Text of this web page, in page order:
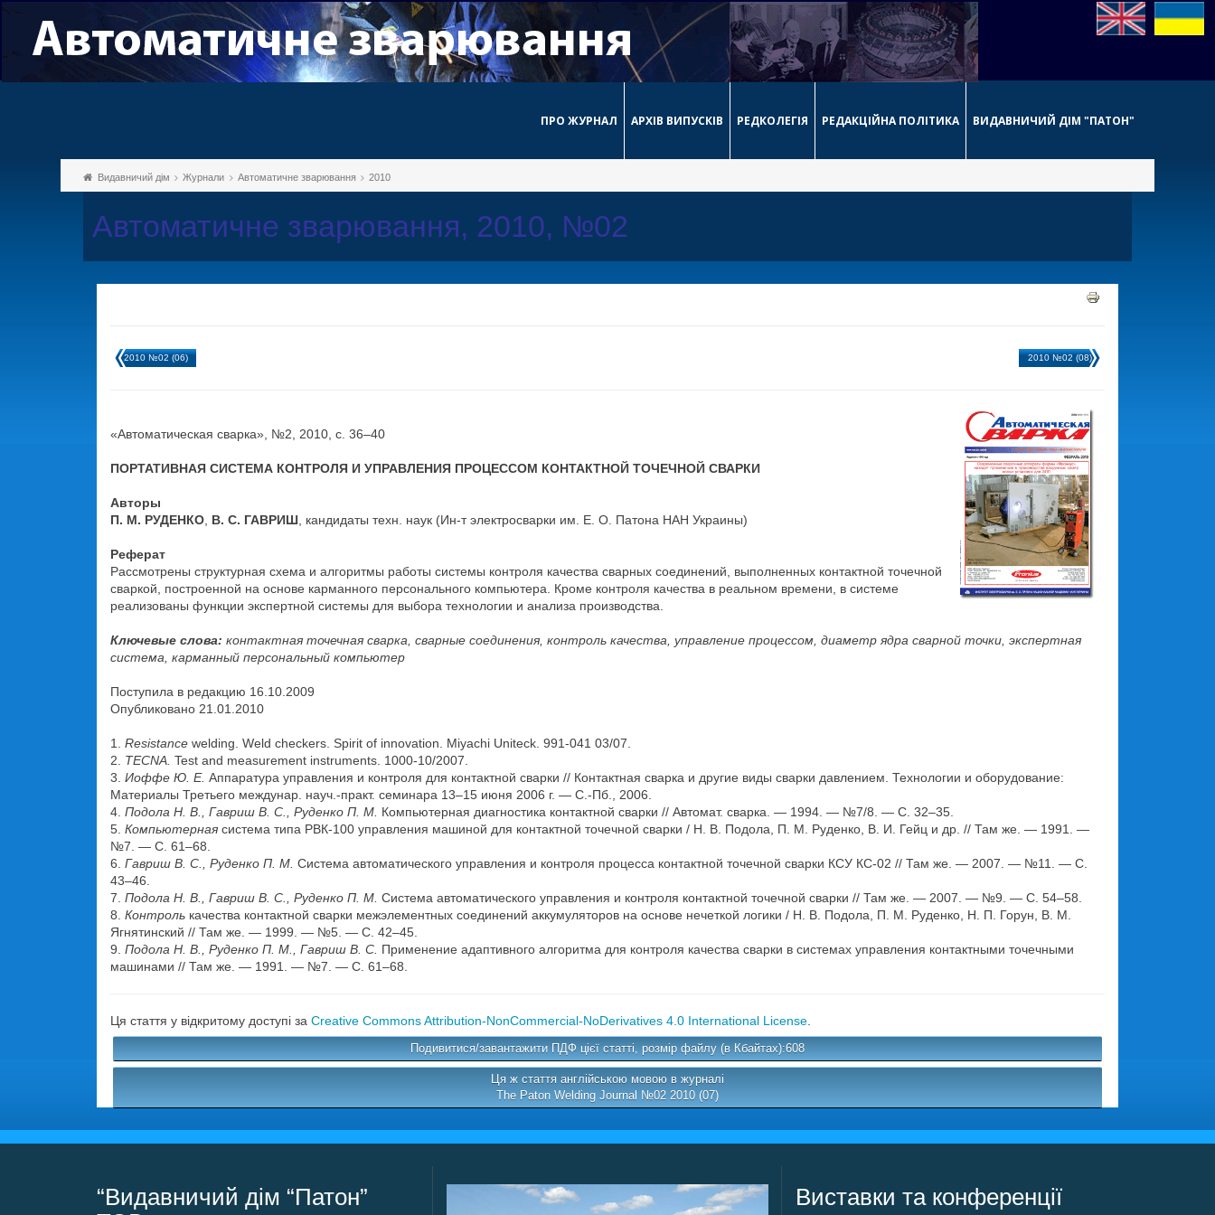
ПРО ЖУРНАЛ АРХІВ ВИПУСКІВ РЕДКОЛЕГІЯ РЕДАКЦІЙНА ПОЛІТИКА ВИДАВНИЧИЙ ДІМ "ПАТОН"
Видавничий дім Журнали Автоматичне зварювання 2010
Автоматичне зварювання, 2010, №02
2010 №02 (06) 2010 №02 (08)
«Автоматическая сварка», №2, 2010, с. 36–40
ПОРТАТИВНАЯ СИСТЕМА КОНТРОЛЯ И УПРАВЛЕНИЯ ПРОЦЕССОМ КОНТАКТНОЙ ТОЧЕЧНОЙ СВАРКИ
Авторы
П. М. РУДЕНКО В. С. ГАВРИШ , кандидаты техн. наук (Ин-т электросварки им. Е. О. Патона НАН Украины)
Реферат
Рассмотрены структурная схема и алгоритмы работы системы контроля качества сварных соединений, выполненных контактной точечной
сваркой, построенной на основе карманного персонального компьютера. Кроме контроля качества в реальном времени, в системе
реализованы функции экспертной системы для выбора технологии и анализа производства.
Ключевые слова: контактная точечная сварка, сварные соединения, контроль качества, управление процессом, диаметр ядра сварной точки, экспертная
система, карманный персональный компьютер
Поступила в редакцию 16.10.2009
Опубликовано 21.01.2010
1. Resistance welding. Weld checkers. Spirit of innovation. Miyachi Uniteсk. 991-041 03/07.
2. TECNA. Test and measurement instruments. 1000-10/2007.
3. Иоффе Ю. Е. Аппаратура управления и контроля для контактной сварки // Контактная сварка и другие виды сварки давлением. Технологии и оборудование:
Материалы Третьего междунар. науч.-практ. семинара 13–15 июня 2006 г. — С.-Пб., 2006.
4. Подола Н. В., Гавриш В. С., Руденко П. М. Компьютерная диагностика контактной сварки // Автомат. сварка. — 1994. — №7/8. — С. 32–35.
5. Компьютерная система типа РВК-100 управления машиной для контактной точечной сварки / Н. В. Подола, П. М. Руденко, В. И. Гейц и др. // Там же. — 1991. —
№7. — С. 61–68.
6. Гавриш В. С., Руденко П. М. Система автоматического управления и контроля процесса контактной точечной сварки КСУ КС-02 // Там же. — 2007. — №11. — С.
43–46.
7. Подола Н. В., Гавриш В. С., Руденко П. М. Система автоматического управления и контроля контактной точечной сварки // Там же. — 2007. — №9. — С. 54–58.
8. Контроль качества контактной сварки межэлементных соединений аккумуляторов на основе нечеткой логики / Н. В. Подола, П. М. Руденко, Н. П. Горун, В. М.
Ягнятинский // Там же. — 1999. — №5. — С. 42–45.
9. Подола Н. В., Руденко П. М., Гавриш В. С. Применение адаптивного алгоритма для контроля качества сварки в системах управления контактными точечными
машинами // Там же. — 1991. — №7. — С. 61–68.
Ця стаття у відкритому доступі за Creative Commons Attribution-NonCommercial-NoDerivatives 4.0 International License
Подивитися/завантажити ПДФ цієї статті, розмір файлу (в Кбайтах):608
Ця ж стаття англійською мовою в журналі
The Paton Welding Journal №02 2010 (07)
“Видавничий дім “Патон”
Виставки та конференції